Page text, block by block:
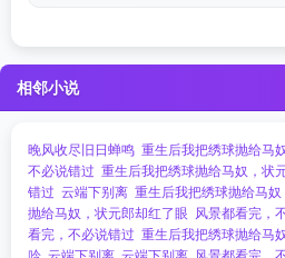
相邻小说
晚风收尽旧日蝉鸣 重生后我把绣球抛给马
不必说错过 重生后我把绣球抛给马奴，状
错过 云端下别离 重生后我把绣球抛给马
抛给马奴，状元郎却红了眼 风景都看完，
看完，不必说错过 重生后我把绣球抛给马